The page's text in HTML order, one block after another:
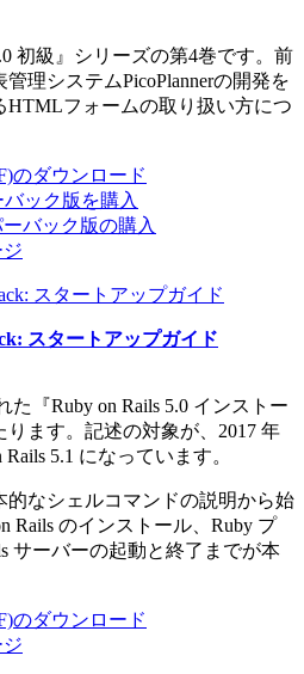
初級』シリーズの第4巻です。前
理システムPicoPlannerの開発を
HTMLフォームの取り扱い方につ
のダウンロード
ック版を購入
バック版の購入
スタートアップガイド
た『Ruby on Rails 5.0 インストー
ます。記述の対象が、2017 年
5.1 になっています。
的なシェルコマンドの説明から始
Rails のインストール、Ruby プ
サーバーの起動と終了までが本
のダウンロード